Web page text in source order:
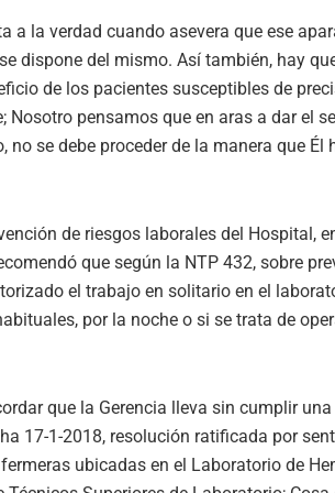
a la verdad cuando asevera que ese
dispone del mismo. Así también, hay
de los pacientes susceptibles de
pensamos que en aras a dar el
se debe proceder de la manera que Él
de riesgos laborales del Hospital,
que según la NTP 432, sobre
el trabajo en solitario en el
por la noche o si se trata de
que la Gerencia lleva sin cumplir
17-1-2018, resolución ratificada por
ubicadas en el Laboratorio de